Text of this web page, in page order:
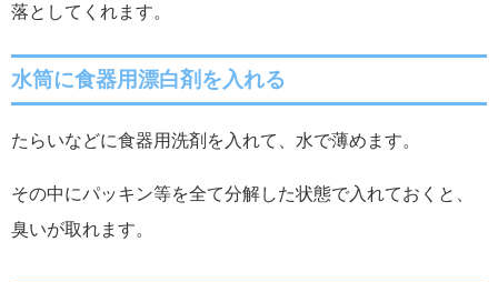
落としてくれます。
水筒に食器用漂白剤を入れる
たらいなどに食器用洗剤を入れて、水で薄めます。
その中にパッキン等を全て分解した状態で入れておくと、
臭いが取れます。